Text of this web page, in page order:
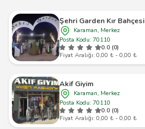
Şehri Garden Kır Bahçesi
Karaman, Merkez
Posta Kodu: 70110
0.0 (0)
Fiyat Aralığı: 0,00 ₺ - 0,00 ₺
Akif Giyim
Karaman, Merkez
Posta Kodu: 70110
0.0 (0)
Fiyat Aralığı: 0,00 ₺ - 0,00 ₺